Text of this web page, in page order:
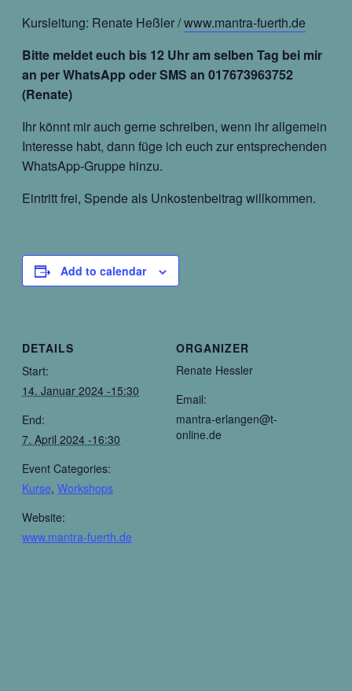
Kursleitung: Renate Heßler /www.mantra-fuerth.de
Bitte meldet euch bis 12 Uhr am selben Tag bei mir
an per WhatsApp oder SMS an 017673963752
(Renate)
Ihr könnt mir auch gerne schreiben, wenn ihr allgemein
Interesse habt, dann füge ich euch zur entsprechenden
WhatsApp-Gruppe hinzu.
Eintritt frei, Spende als Unkostenbeitrag willkommen.
Add to calendar
DETAILS
Start:
14. Januar 2024 -15:30
End:
7. April 2024 -16:30
Event Categories:
Kurse, Workshops
Website:
www.mantra-fuerth.de
ORGANIZER
Renate Hessler
Email:
mantra-erlangen@t-
online.de